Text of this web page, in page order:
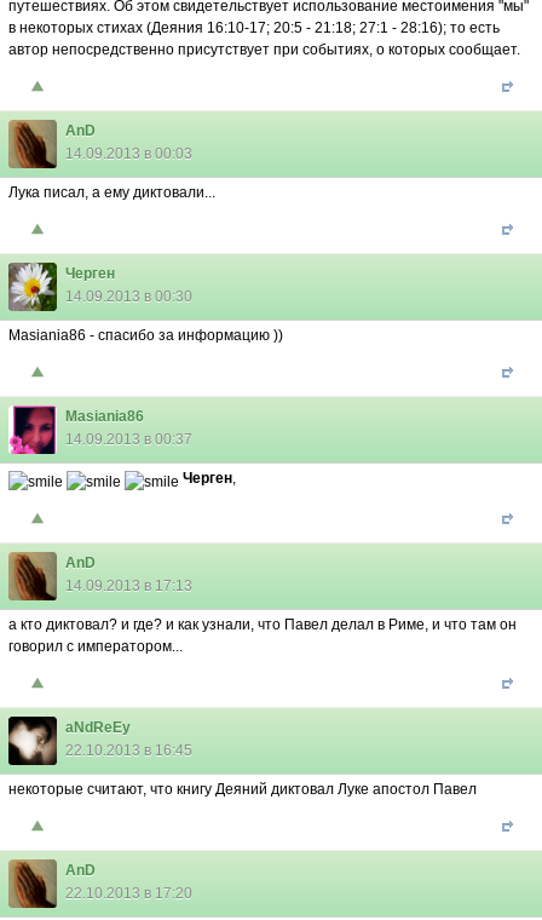
путешествиях. Об этом свидетельствует использование местоимения "мы"
в некоторых стихах (Деяния 16:10-17; 20:5 - 21:18; 27:1 - 28:16); то есть
автор непосредственно присутствует при событиях, о которых сообщает.
AnD
14.09.2013 в 00:03
Лука писал, а ему диктовали...
Черген
14.09.2013 в 00:30
Маsiаniа86 - спасибо за информацию ))
Masiania86
14.09.2013 в 00:37
Черген,
AnD
14.09.2013 в 17:13
а кто диктовал? и где? и как узнали, что Павел делал в Риме, и что там он
говорил с императором...
aNdReEy
22.10.2013 в 16:45
некоторые считают, что книгу Деяний диктовал Луке апостол Павел
AnD
22.10.2013 в 17:20